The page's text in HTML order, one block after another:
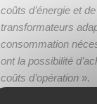
coûts d’énergie et
transformateurs
consommation
ont la possibilité
coûts d’opération ».